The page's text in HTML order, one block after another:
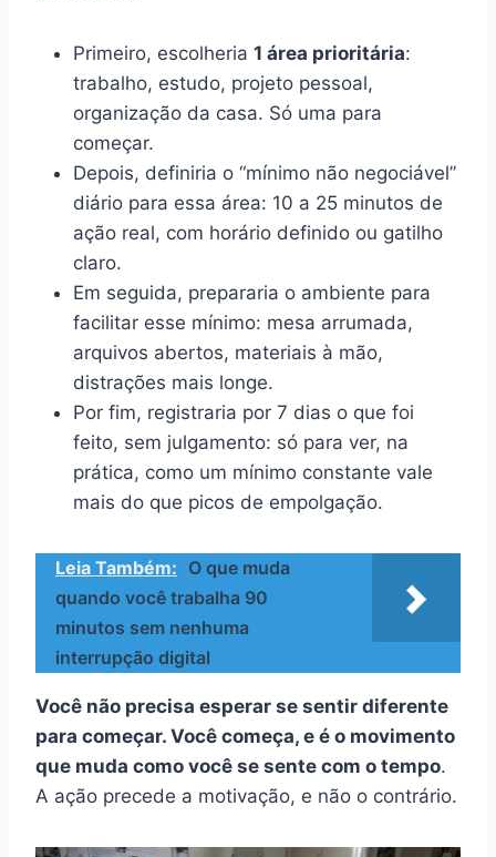
Primeiro, escolheria 1 área prioritária:
trabalho, estudo, projeto pessoal,
organização da casa. Só uma para
começar.
Depois, definiria o “mínimo não negociável”
diário para essa área: 10 a 25 minutos de
ação real, com horário definido ou gatilho
claro.
Em seguida, prepararia o ambiente para
facilitar esse mínimo: mesa arrumada,
arquivos abertos, materiais à mão,
distrações mais longe.
Por fim, registraria por 7 dias o que foi
feito, sem julgamento: só para ver, na
prática, como um mínimo constante vale
mais do que picos de empolgação.
Leia Também: O que muda
quando você trabalha 90
minutos sem nenhuma
interrupção digital
Você não precisa esperar se sentir diferente
para começar. Você começa, e é o movimento
que muda como você se sente com o tempo.
A ação precede a motivação, e não o contrário.